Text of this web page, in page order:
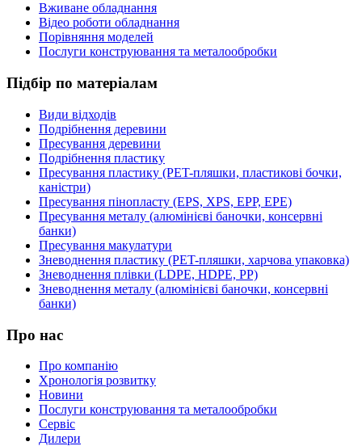
Вживане обладнання
Відео роботи обладнання
Порівняння моделей
Послуги конструювання та металообробки
Підбір по матеріалам
Види відходів
Подрібнення деревини
Пресування деревини
Подрібнення пластику
Пресування пластику (PET-пляшки, пластикові бочки,
каністри)
Пресування пінопласту (EPS, XPS, EPP, EPE)
Пресування металу (алюмінієві баночки, консервні
банки)
Пресування макулатури
Зневоднення пластику (PET-пляшки, харчова упаковка)
Зневоднення плівки (LDPE, HDPE, PP)
Зневоднення металу (алюмінієві баночки, консервні
банки)
Про нас
Про компанію
Хронологія розвитку
Новини
Послуги конструювання та металообробки
Сервіс
Дилери